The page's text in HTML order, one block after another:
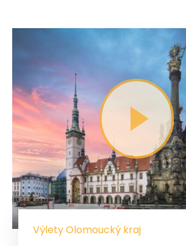
Výlety Olomoucký kraj